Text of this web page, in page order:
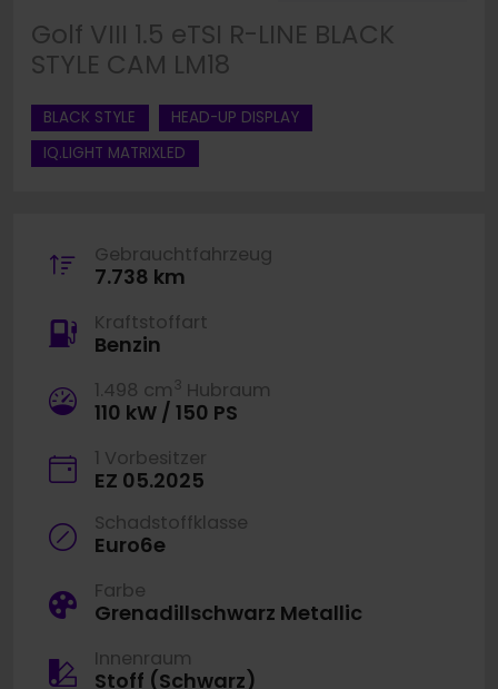
Golf VIII 1.5 eTSI R-LINE BLACK
STYLE CAM LM18
BLACK STYLE
HEAD-UP DISPLAY
IQ.LIGHT MATRIXLED
Gebrauchtfahrzeug
7.738 km
Kraftstoffart
Benzin
1.498 cm 3 Hubraum
110 kW / 150 PS
1 Vorbesitzer
EZ 05.2025
Schadstoffklasse
Euro6e
Farbe
Grenadillschwarz Metallic
Innenraum
Stoff (Schwarz)